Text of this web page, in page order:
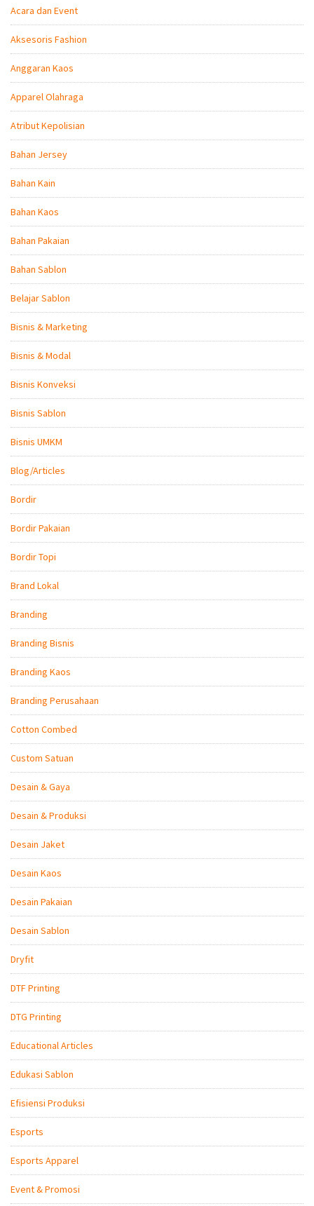
Acara dan Event
Aksesoris Fashion
Anggaran Kaos
Apparel Olahraga
Atribut Kepolisian
Bahan Jersey
Bahan Kain
Bahan Kaos
Bahan Pakaian
Bahan Sablon
Belajar Sablon
Bisnis & Marketing
Bisnis & Modal
Bisnis Konveksi
Bisnis Sablon
Bisnis UMKM
Blog/Articles
Bordir
Bordir Pakaian
Bordir Topi
Brand Lokal
Branding
Branding Bisnis
Branding Kaos
Branding Perusahaan
Cotton Combed
Custom Satuan
Desain & Gaya
Desain & Produksi
Desain Jaket
Desain Kaos
Desain Pakaian
Desain Sablon
Dryfit
DTF Printing
DTG Printing
Educational Articles
Edukasi Sablon
Efisiensi Produksi
Esports
Esports Apparel
Event & Promosi